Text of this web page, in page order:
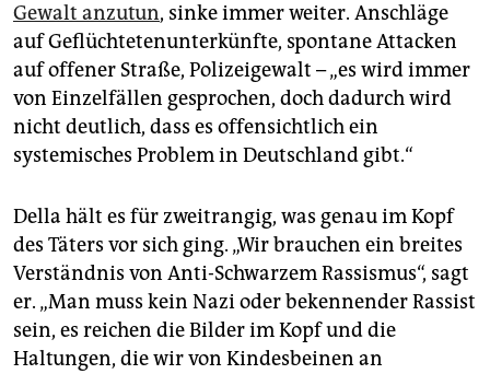
Gewalt anzutun, sinke immer weiter. Anschläge
auf Geflüchtetenunterkünfte, spontane Attacken
auf offener Straße, Polizeigewalt – „es wird immer
von Einzelfällen gesprochen, doch dadurch wird
nicht deutlich, dass es offensichtlich ein
systemisches Problem in Deutschland gibt.“
Della hält es für zweitrangig, was genau im Kopf
des Täters vor sich ging. „Wir brauchen ein breites
Verständnis von Anti-Schwarzem Rassismus“, sagt
er. „Man muss kein Nazi oder bekennender Rassist
sein, es reichen die Bilder im Kopf und die
Haltungen, die wir von Kindesbeinen an